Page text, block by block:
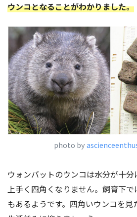
ウンコとなることがわかりました。
photo by
ウォンバットのウンコは水分が十
上手く四角くなりません。飼育下で
もあるようです。四角いウンコを